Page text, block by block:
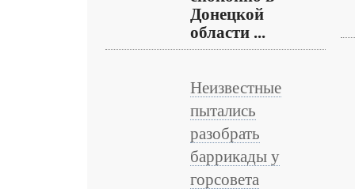
Донецкой
области ...
Неизвестные
пытались
разобрать
баррикады у
горсовета